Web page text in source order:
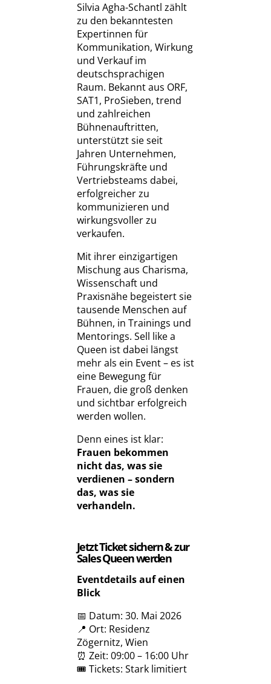
Silvia Agha-Schantl zählt
zu den bekanntesten
Expertinnen für
Kommunikation, Wirkung
und Verkauf im
deutschsprachigen
Raum. Bekannt aus ORF,
SAT1, ProSieben, trend
und zahlreichen
Bühnenauftritten,
unterstützt sie seit
Jahren Unternehmen,
Führungskräfte und
Vertriebsteams dabei,
erfolgreicher zu
kommunizieren und
wirkungsvoller zu
verkaufen.
Mit ihrer einzigartigen
Mischung aus Charisma,
Wissenschaft und
Praxisnähe begeistert sie
tausende Menschen auf
Bühnen, in Trainings und
Mentorings. Sell like a
Queen ist dabei längst
mehr als ein Event – es ist
eine Bewegung für
Frauen, die groß denken
und sichtbar erfolgreich
werden wollen.
Denn eines ist klar:
Frauen bekommen
nicht das, was sie
verdienen – sondern
das, was sie
verhandeln.
Jetzt Ticket sichern & zur
Sales Queen werden
Eventdetails auf einen
Blick
📅 Datum: 30. Mai 2026
📍 Ort: Residenz
Zögernitz, Wien
⏰ Zeit: 09:00 – 16:00 Uhr
🎟 Tickets: Stark limitiert